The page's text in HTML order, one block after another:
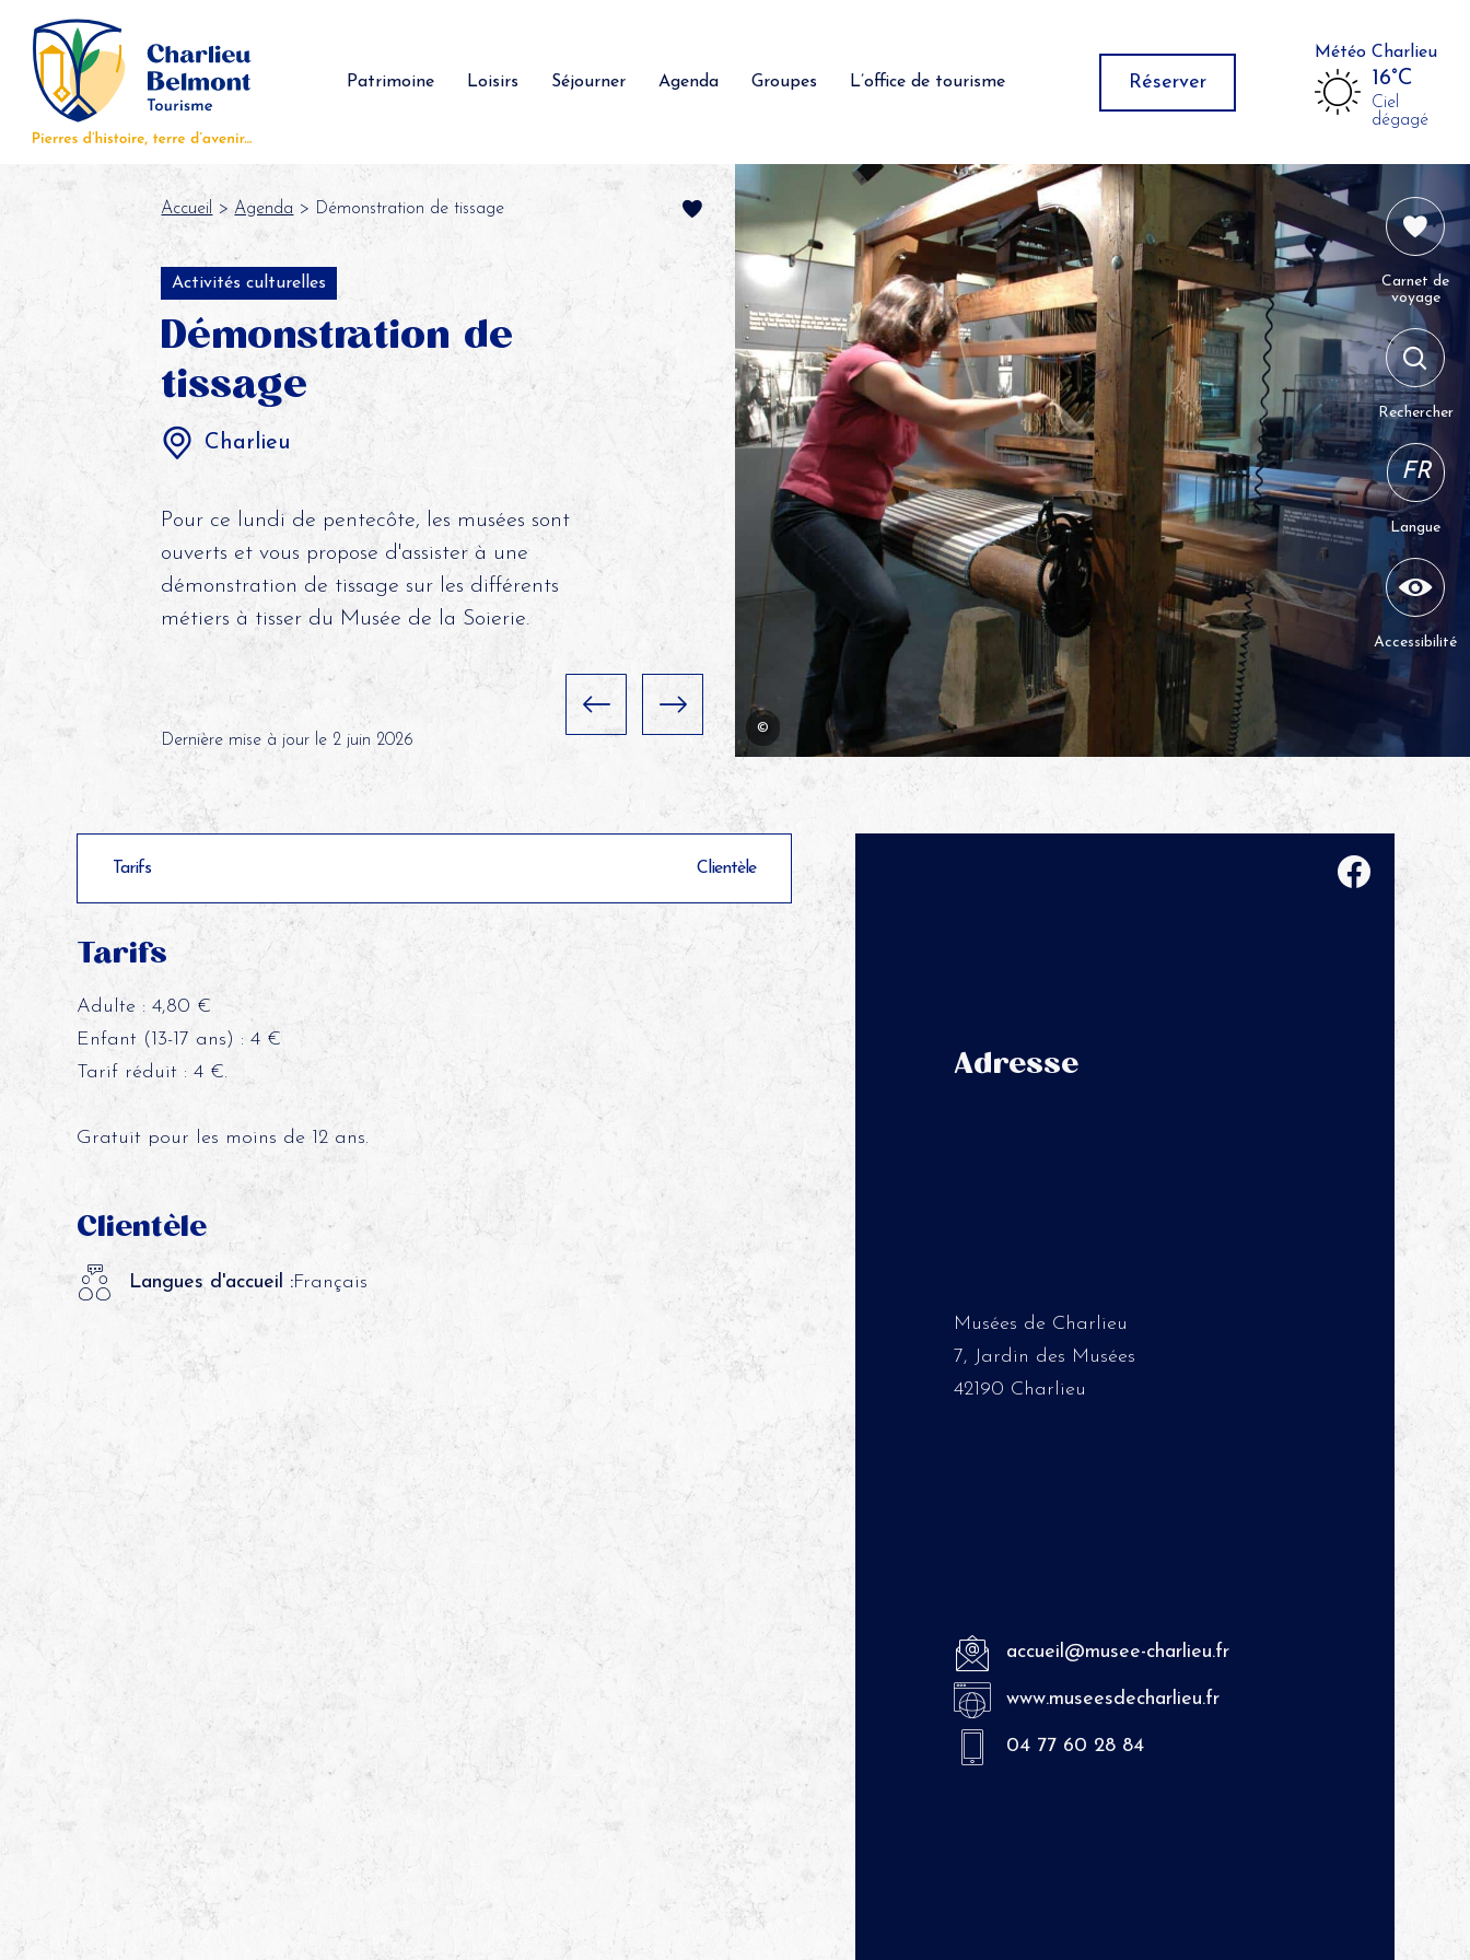
Patrimoine Loisirs Séjourner Agenda Groupes L’office de tourisme Réserver
Météo Charlieu
16°C
Ciel
dégagé
Carnet de
voyage
Rechercher
FR
Langue
Accessibilité
Accueil > Agenda > Démonstration de tissage
Activités culturelles
Démonstration de
tissage
Charlieu
Pour ce lundi de pentecôte, les musées sont
ouverts et vous propose d'assister à une
démonstration de tissage sur les différents
métiers à tisser du Musée de la Soierie.
Dernière mise à jour le 2 juin 2026
©
Tarifs Clientèle
Tarifs
Adulte : 4,80 €
Enfant (13-17 ans) : 4 €
Tarif réduit : 4 €.
Gratuit pour les moins de 12 ans.
Clientèle
Langues d'accueil :Français
Adresse
Musées de Charlieu
7, Jardin des Musées
42190 Charlieu
accueil@musee-charlieu.fr
www.museesdecharlieu.fr
04 77 60 28 84
Panneau de gestion des cookies